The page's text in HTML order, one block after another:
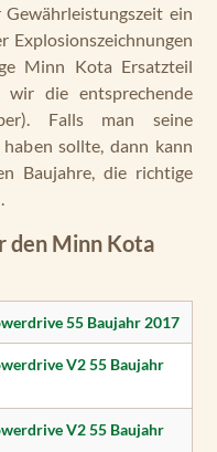
ein
Explosionszeichnungen
Minn Kota Ersatzteil
wir die entsprechende
Falls man seine
sollte, dann kann
Baujahre, die richtige
den Minn Kota
55 Baujahr 2017
V2 55 Baujahr
V2 55 Baujahr